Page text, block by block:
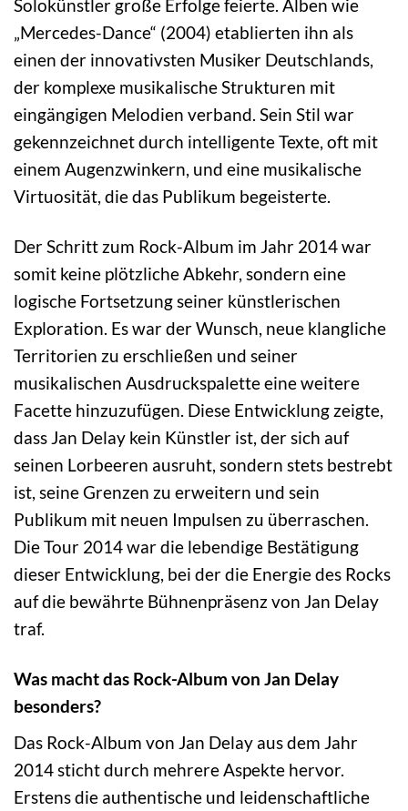
Solokünstler große Erfolge feierte. Alben wie
„Mercedes-Dance“ (2004) etablierten ihn als
einen der innovativsten Musiker Deutschlands,
der komplexe musikalische Strukturen mit
eingängigen Melodien verband. Sein Stil war
gekennzeichnet durch intelligente Texte, oft mit
einem Augenzwinkern, und eine musikalische
Virtuosität, die das Publikum begeisterte.
Der Schritt zum Rock-Album im Jahr 2014 war
somit keine plötzliche Abkehr, sondern eine
logische Fortsetzung seiner künstlerischen
Exploration. Es war der Wunsch, neue klangliche
Territorien zu erschließen und seiner
musikalischen Ausdruckspalette eine weitere
Facette hinzuzufügen. Diese Entwicklung zeigte,
dass Jan Delay kein Künstler ist, der sich auf
seinen Lorbeeren ausruht, sondern stets bestrebt
ist, seine Grenzen zu erweitern und sein
Publikum mit neuen Impulsen zu überraschen.
Die Tour 2014 war die lebendige Bestätigung
dieser Entwicklung, bei der die Energie des Rocks
auf die bewährte Bühnenpräsenz von Jan Delay
traf.
Was macht das Rock-Album von Jan Delay
besonders?
Das Rock-Album von Jan Delay aus dem Jahr
2014 sticht durch mehrere Aspekte hervor.
Erstens die authentische und leidenschaftliche